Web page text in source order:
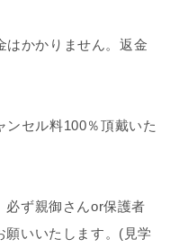
はかかりません。返金
ンセル料100％頂戴いた
必ず親御さんor保護者
願いいたします。(見学